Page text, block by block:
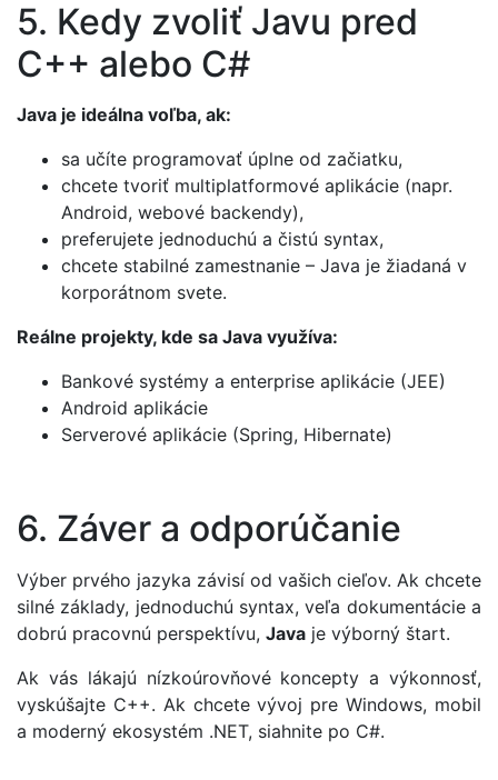
5. Kedy zvoliť Javu pred
C++ alebo C#
Java je ideálna voľba, ak:
sa učíte programovať úplne od začiatku,
chcete tvoriť multiplatformové aplikácie (napr.
Android, webové backendy),
preferujete jednoduchú a čistú syntax,
chcete stabilné zamestnanie – Java je žiadaná v
korporátnom svete.
Reálne projekty, kde sa Java využíva:
Bankové systémy a enterprise aplikácie (JEE)
Android aplikácie
Serverové aplikácie (Spring, Hibernate)
6. Záver a odporúčanie
Výber prvého jazyka závisí od vašich cieľov. Ak chcete
silné základy, jednoduchú syntax, veľa dokumentácie a
dobrú pracovnú perspektívu, Java je výborný štart.
Ak vás lákajú nízkoúrovňové koncepty a výkonnosť,
vyskúšajte C++. Ak chcete vývoj pre Windows, mobil
a moderný ekosystém .NET, siahnite po C#.